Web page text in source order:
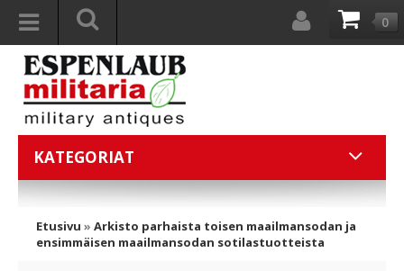
0
KATEGORIAT
Etusivu » Arkisto parhaista toisen maailmansodan ja
ensimmäisen maailmansodan sotilastuotteista